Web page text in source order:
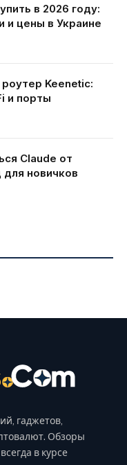
в 2026 году:
и цены в Украине
Keenetic:
и порты
Claude от
для новичков
гаджетов,
Обзоры
в курсе